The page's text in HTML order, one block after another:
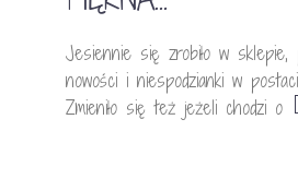
Jesiennie się zrobiło w sklepie,
nowości i niespodzianki w
Zmieniło się też jeżeli chodzi o